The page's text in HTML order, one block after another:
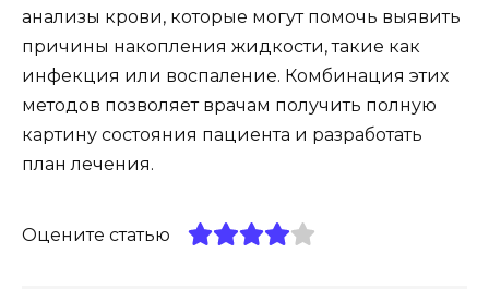
анализы крови, которые могут помочь выявить
причины накопления жидкости, такие как
инфекция или воспаление. Комбинация этих
методов позволяет врачам получить полную
картину состояния пациента и разработать
план лечения.
Оцените статью